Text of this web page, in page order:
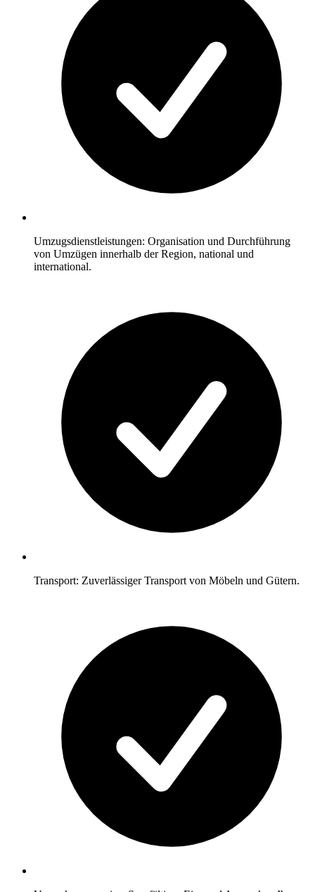
Umzugsdienstleistungen: Organisation und Durchführung
von Umzügen innerhalb der Region, national und
international.
Transport: Zuverlässiger Transport von Möbeln und Gütern.